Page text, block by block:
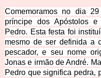
Comemoramos no dia
príncipe dos Apóstolos
Pedro. Esta festa foi
mesmo de ser definida a
pescador, e seu nome
Jonas e irmão de André.
Pedro que significa pedra,